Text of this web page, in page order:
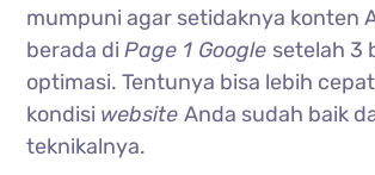
mumpuni agar setidaknya konten
berada diPage 1 Google setelah 3
optimasi. Tentunya bisa lebih
kondisi websiteAnda sudah baik
teknikalnya.